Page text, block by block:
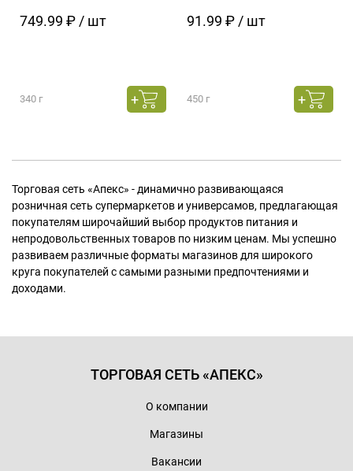
749.99 ₽ / шт
340 г
91.99 ₽ / шт
450 г
Торговая сеть «Апекс» - динамично развивающаяся
розничная сеть супермаркетов и универсамов, предлагающая
покупателям широчайший выбор продуктов питания и
непродовольственных товаров по низким ценам. Мы успешно
развиваем различные форматы магазинов для широкого
круга покупателей с самыми разными предпочтениями и
доходами.
ТОРГОВАЯ СЕТЬ «АПЕКС»
О компании
Магазины
Вакансии